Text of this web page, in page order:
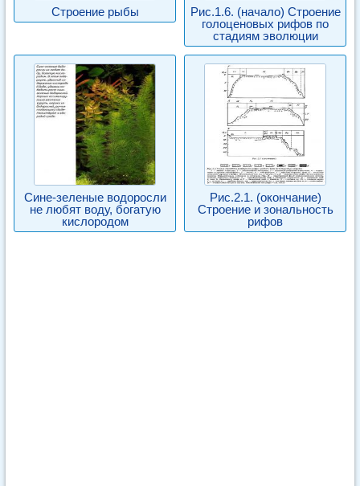
Строение рыбы
Рис.1.6. (начало) Строение
голоценовых рифов по
стадиям эволюции
Сине-зеленые водоросли
не любят воду, богатую
кислородом
Рис.2.1. (окончание)
Строение и зональность
рифов